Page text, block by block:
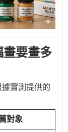
畫要畫多
實測提供的
對象